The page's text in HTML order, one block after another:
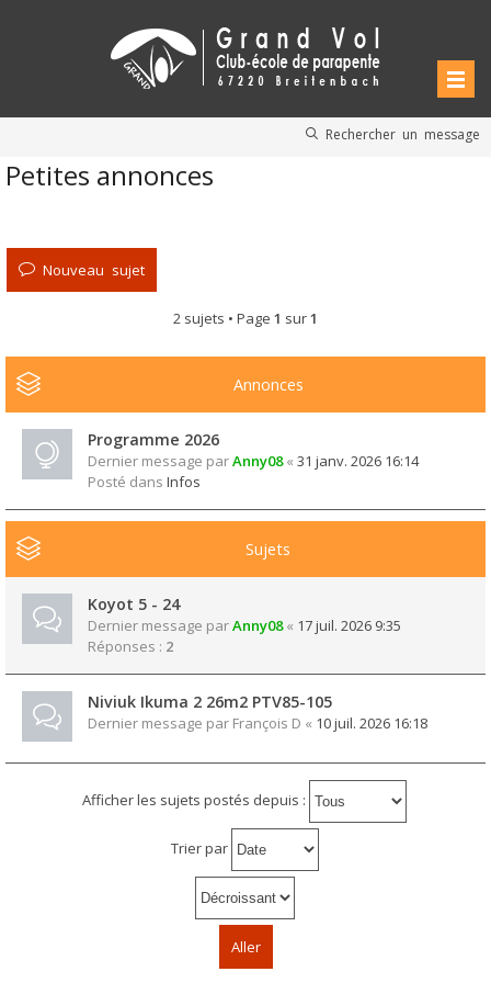
Rechercher un message
Petites annonces
Nouveau sujet
2 sujets • Page 1 sur1
Annonces
Programme 2026
Dernier message parAnny08« 31 janv. 2026 16:14
Posté dans Infos
Sujets
Koyot 5 - 24
Dernier message parAnny08« 17 juil. 2026 9:35
Réponses : 2
Niviuk Ikuma 2 26m2 PTV85-105
Dernier message par François D « 10 juil. 2026 16:18
Afficher les sujets postés depuis :
Trier par